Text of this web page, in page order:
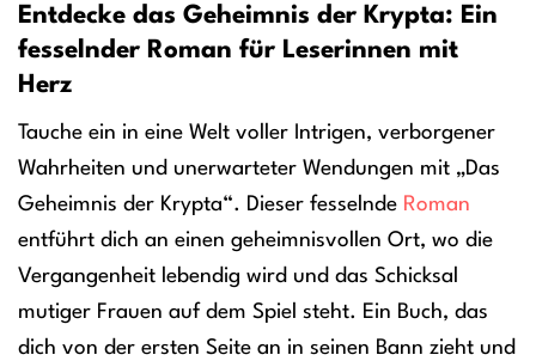
Entdecke das Geheimnis der Krypta: Ein
fesselnder Roman für Leserinnen mit
Herz
Tauche ein in eine Welt voller Intrigen, verborgener
Wahrheiten und unerwarteter Wendungen mit „Das
Geheimnis der Krypta“. Dieser fesselnde Roman
entführt dich an einen geheimnisvollen Ort, wo die
Vergangenheit lebendig wird und das Schicksal
mutiger Frauen auf dem Spiel steht. Ein Buch, das
dich von der ersten Seite an in seinen Bann zieht und